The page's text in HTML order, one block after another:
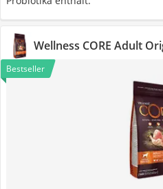
Wellness CORE Adult
Bestseller